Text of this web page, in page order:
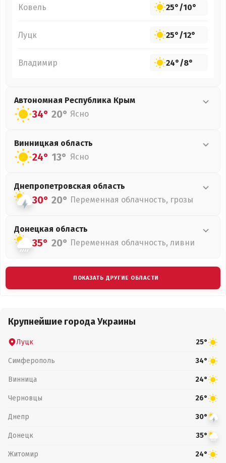
Ковель 25°/10°
Луцк 25°/12°
Владимир 24°/8°
Автономная Республика Крым
34° 20° Ясно
Винницкая область
24° 13° Ясно
Днепропетровская область
30° 20° Переменная облачность, грозы
Донецкая область
35° 20° Переменная облачность, ливни
ПОКАЗАТЬ ДРУГИЕ ОБЛАСТИ
Крупнейшие города Украины
Луцк 25°
Симферополь 34°
Винница 24°
Черновцы 26°
Днепр 30°
Донецк 35°
Житомир 24°